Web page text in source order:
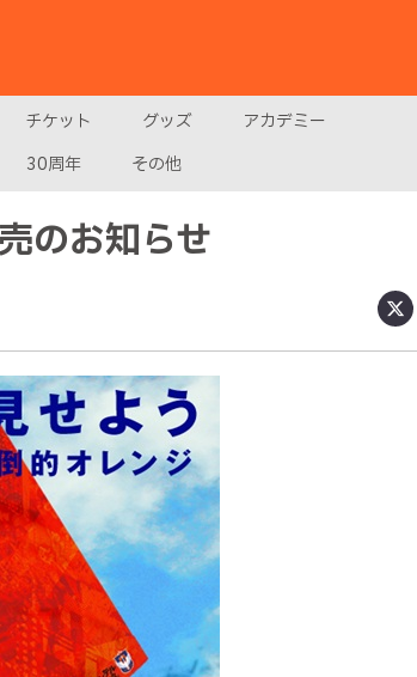
チケット グッズ
アカデミー
30周年 その他
のお知らせ